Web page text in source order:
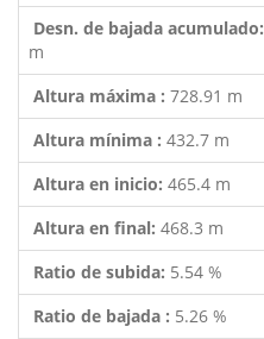
Desn. de bajada acumulado:
m
Altura máxima : 728.91 m
Altura mínima : 432.7 m
Altura en inicio: 465.4 m
Altura en final: 468.3 m
Ratio de subida: 5.54 %
Ratio de bajada : 5.26 %